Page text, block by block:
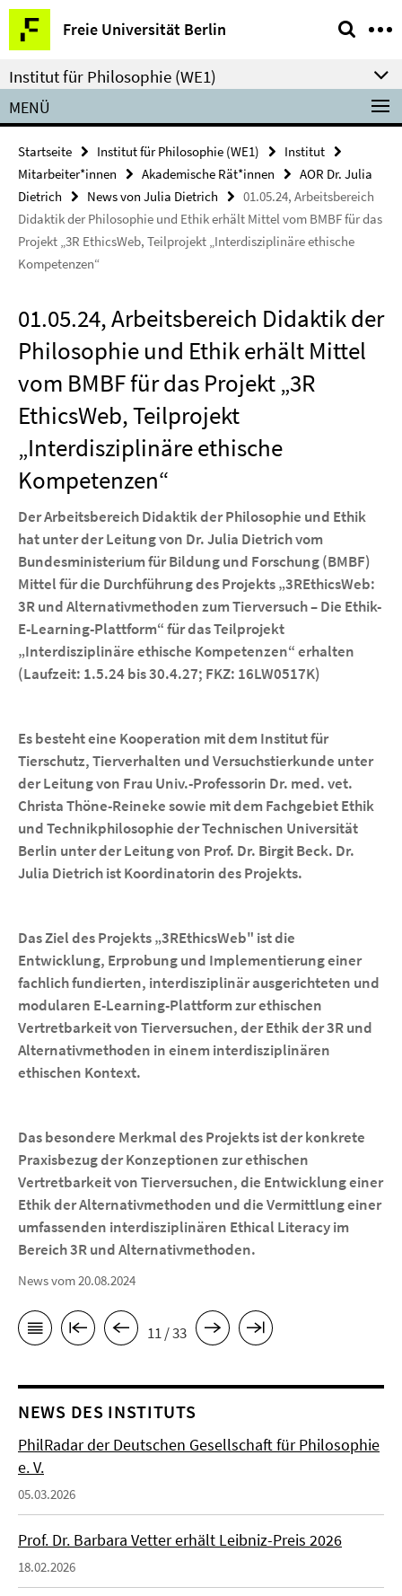
Springe
direkt
zu
Inhalt
Freie Universität Berlin
Service-
Navigation
Institut für Philosophie (WE1)
MENÜ
Startseite Institut für Philosophie (WE1)
Institut
Mitarbeiter*innen
Akademische Rät*innen
AOR Dr. Julia
Dietrich
News von Julia Dietrich
01.05.24, Arbeitsbereich
Didaktik der Philosophie und Ethik erhält Mittel vom BMBF für das
Projekt „3R EthicsWeb, Teilprojekt „Interdisziplinäre ethische
Kompetenzen“
01.05.24, Arbeitsbereich Didaktik der
Philosophie und Ethik erhält Mittel
vom BMBF für das Projekt „3R
EthicsWeb, Teilprojekt
„Interdisziplinäre ethische
Kompetenzen“
Der Arbeitsbereich Didaktik der Philosophie und Ethik
hat unter der Leitung von Dr. Julia Dietrich vom
Bundesministerium für Bildung und Forschung (BMBF)
Mittel für die Durchführung des Projekts „3REthicsWeb:
3R und Alternativmethoden zum Tierversuch – Die Ethik-
E-Learning-Plattform“ für das Teilprojekt
„Interdisziplinäre ethische Kompetenzen“ erhalten
(Laufzeit: 1.5.24 bis 30.4.27; FKZ: 16LW0517K)
Es besteht eine Kooperation mit dem Institut für
Tierschutz, Tierverhalten und Versuchstierkunde unter
der Leitung von Frau Univ.-Professorin Dr. med. vet.
Christa Thöne-Reineke sowie mit dem Fachgebiet Ethik
und Technikphilosophie der Technischen Universität
Berlin unter der Leitung von Prof. Dr. Birgit Beck. Dr.
Julia Dietrich ist Koordinatorin des Projekts.
Das Ziel des Projekts „3REthicsWeb" ist die
Entwicklung, Erprobung und Implementierung einer
fachlich fundierten, interdisziplinär ausgerichteten und
modularen E-Learning-Plattform zur ethischen
Vertretbarkeit von Tierversuchen, der Ethik der 3R und
Alternativmethoden in einem interdisziplinären
ethischen Kontext.
Das besondere Merkmal des Projekts ist der konkrete
Praxisbezug der Konzeptionen zur ethischen
Vertretbarkeit von Tierversuchen, die Entwicklung einer
Ethik der Alternativmethoden und die Vermittlung einer
umfassenden interdisziplinären Ethical Literacy im
Bereich 3R und Alternativmethoden.
News vom 20.08.2024
11 / 33
NEWS DES INSTITUTS
PhilRadar der Deutschen Gesellschaft für Philosophie
e. V.
05.03.2026
Prof. Dr. Barbara Vetter erhält Leibniz-Preis 2026
18.02.2026